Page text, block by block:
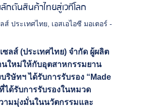
กดันสินค้าไทยสู่เวทีโลก
ส์ ประเทศไทย
เอสเอไอซี มอเตอร์ -
ลส์ (ประเทศไทย) จำกัด ผู้ผลิต
นใหม่ให้กับอุตสาหกรรมยาน
ริษัทฯ ได้รับการรับรอง “Made
ได้รับการรับรองในหมวด
ามมุ่งมั่นในนวัตกรรมและ